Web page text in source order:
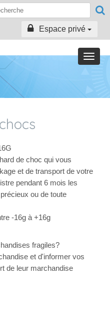
Espace privé
Toggle
de choc qui vous
et de transport de votre
pendant 6 mois les
ou de toute
-16g à +16g
fragiles?
et d'informer vos
de leur marchandise